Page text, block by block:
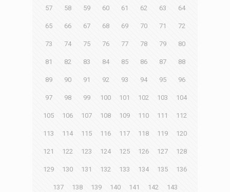
57 58 59 60 61 62 63 64
65 66 67 68 69 70 71 72
73 74 75 76 77 78 79 80
81 82 83 84 85 86 87 88
89 90 91 92 93 94 95 96
97 98 99 100 101 102 103 104
105 106 107 108 109 110 111 112
113 114 115 116 117 118 119 120
121 122 123 124 125 126 127 128
129 130 131 132 133 134 135 136
137 138 139 140 141 142 143